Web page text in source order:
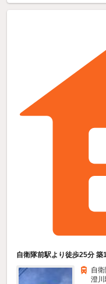
自衛隊前駅より徒歩25分
自
澄